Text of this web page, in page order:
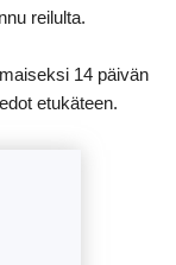
reilulta.
14 päivän
etukäteen.